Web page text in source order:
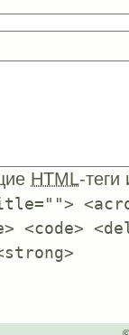
HTML-